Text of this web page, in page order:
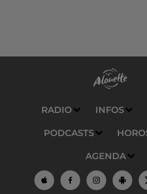
RADIO INFOS
PODCASTS
AGENDA